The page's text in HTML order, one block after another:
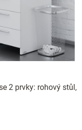
2 prvky: rohový stůl,